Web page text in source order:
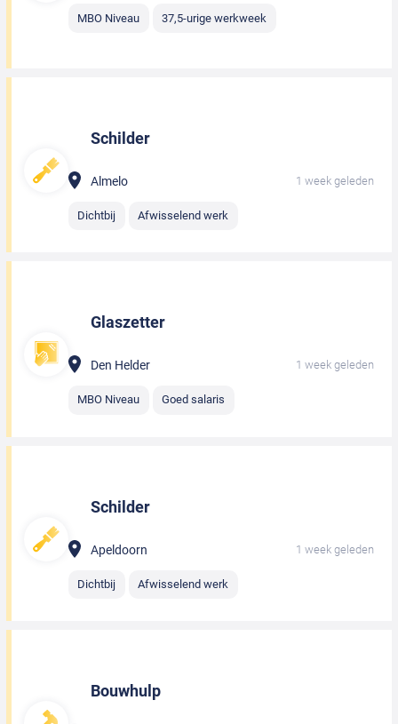
MBO Niveau 37,5-urige werkweek
Schilder
Almelo 1 week geleden
Dichtbij Afwisselend werk
Glaszetter
Den Helder 1 week geleden
MBO Niveau Goed salaris
Schilder
Apeldoorn 1 week geleden
Dichtbij Afwisselend werk
Bouwhulp